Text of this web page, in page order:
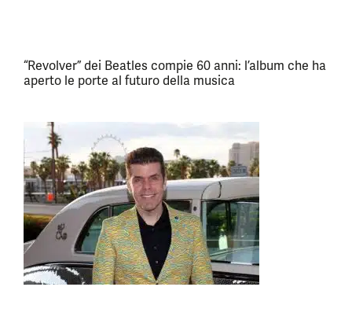
“Revolver” dei Beatles compie 60 anni: l’album che ha
aperto le porte al futuro della musica